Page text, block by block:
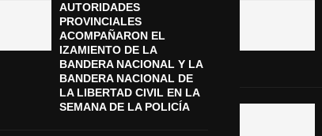
AUTORIDADES
PROVINCIALES
ACOMPAÑARON EL
IZAMIENTO DE LA
BANDERA NACIONAL Y LA
BANDERA NACIONAL DE
LA LIBERTAD CIVIL EN LA
SEMANA DE LA POLICÍA